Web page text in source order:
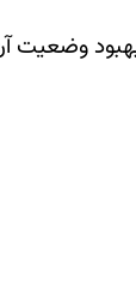
بهبود